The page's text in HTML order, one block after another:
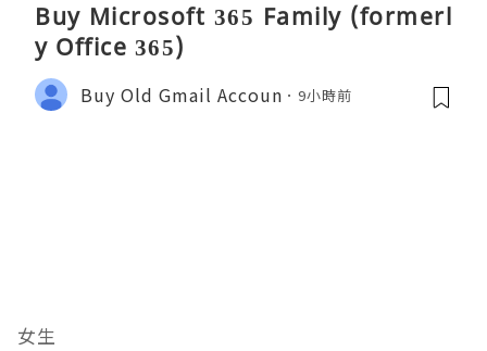
Buy Microsoft 365 Family (formerl
y Office 365)
Buy Old Gmail Accoun 9小時前
女生